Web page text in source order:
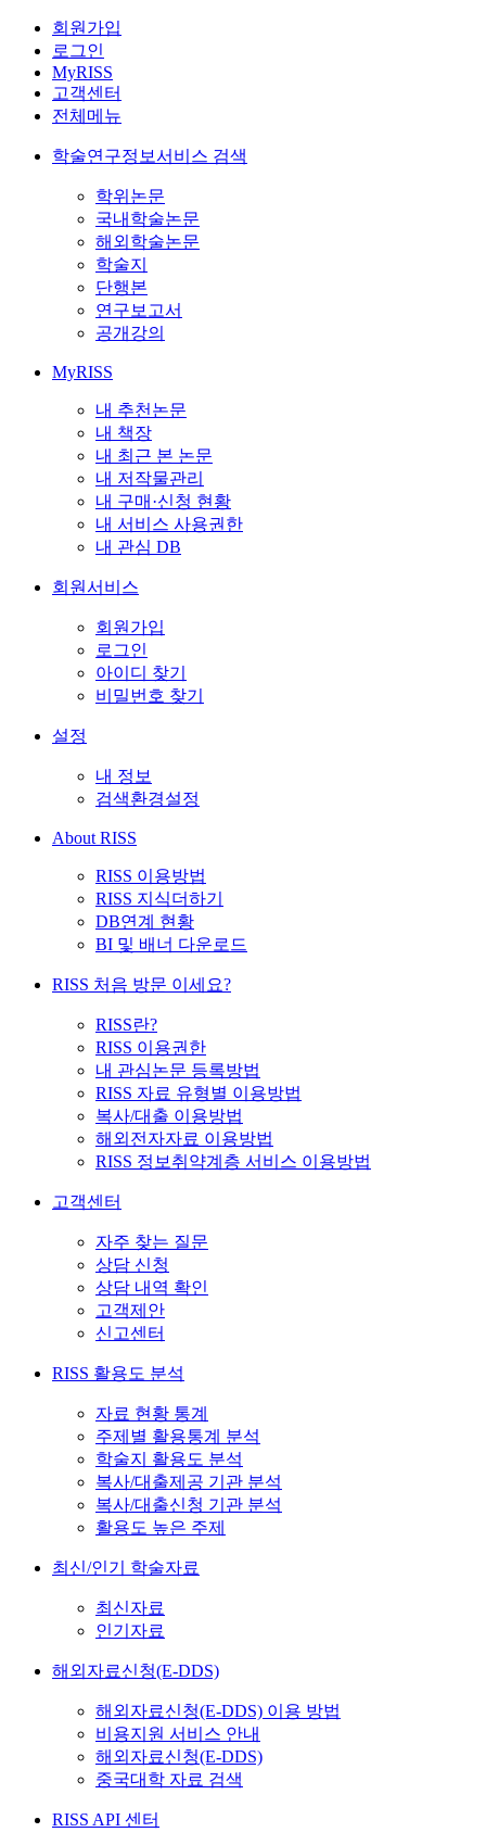
회원가입
로그인
MyRISS
고객센터
전체메뉴
학술연구정보서비스 검색
학위논문
국내학술논문
해외학술논문
학술지
단행본
연구보고서
공개강의
MyRISS
내 추천논문
내 책장
내 최근 본 논문
내 저작물관리
내 구매·신청 현황
내 서비스 사용권한
내 관심 DB
회원서비스
회원가입
로그인
아이디 찾기
비밀번호 찾기
설정
내 정보
검색환경설정
About RISS
RISS 이용방법
RISS 지식더하기
DB연계 현황
BI 및 배너 다운로드
RISS 처음 방문 이세요?
RISS란?
RISS 이용권한
내 관심논문 등록방법
RISS 자료 유형별 이용방법
복사/대출 이용방법
해외전자자료 이용방법
RISS 정보취약계층 서비스 이용방법
고객센터
자주 찾는 질문
상담 신청
상담 내역 확인
고객제안
신고센터
RISS 활용도 분석
자료 현황 통계
주제별 활용통계 분석
학술지 활용도 분석
복사/대출제공 기관 분석
복사/대출신청 기관 분석
활용도 높은 주제
최신/인기 학술자료
최신자료
인기자료
해외자료신청(E-DDS)
해외자료신청(E-DDS) 이용 방법
비용지원 서비스 안내
해외자료신청(E-DDS)
중국대학 자료 검색
RISS API 센터